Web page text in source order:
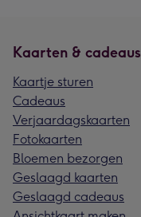
Kaarten & cadeaus
Kaartje sturen
Cadeaus
Verjaardagskaarten
Fotokaarten
Bloemen bezorgen
Geslaagd kaarten
Geslaagd cadeaus